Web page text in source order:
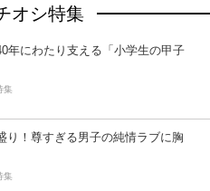
オシ特集
年にわたり支える「小学生の甲子
集
り！尊すぎる男子の純情ラブに胸
集